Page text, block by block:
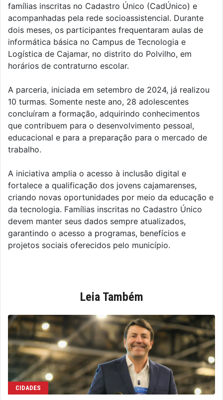
famílias inscritas no Cadastro Único (CadÚnico) e
acompanhadas pela rede socioassistencial. Durante
dois meses, os participantes frequentaram aulas de
informática básica no Campus de Tecnologia e
Logística de Cajamar, no distrito do Polvilho, em
horários de contraturno escolar.
A parceria, iniciada em setembro de 2024, já realizou
10 turmas. Somente neste ano, 28 adolescentes
concluíram a formação, adquirindo conhecimentos
que contribuem para o desenvolvimento pessoal,
educacional e para a preparação para o mercado de
trabalho.
A iniciativa amplia o acesso à inclusão digital e
fortalece a qualificação dos jovens cajamarenses,
criando novas oportunidades por meio da educação e
da tecnologia. Famílias inscritas no Cadastro Único
devem manter seus dados sempre atualizados,
garantindo o acesso a programas, benefícios e
projetos sociais oferecidos pelo município.
Leia Também
CIDADES